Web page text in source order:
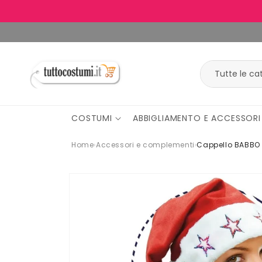
ai contenuti
COSTUMI ABBIGLIAMENTO E ACCESSORI
Home›Accessori e complementi›Cappello BABBO